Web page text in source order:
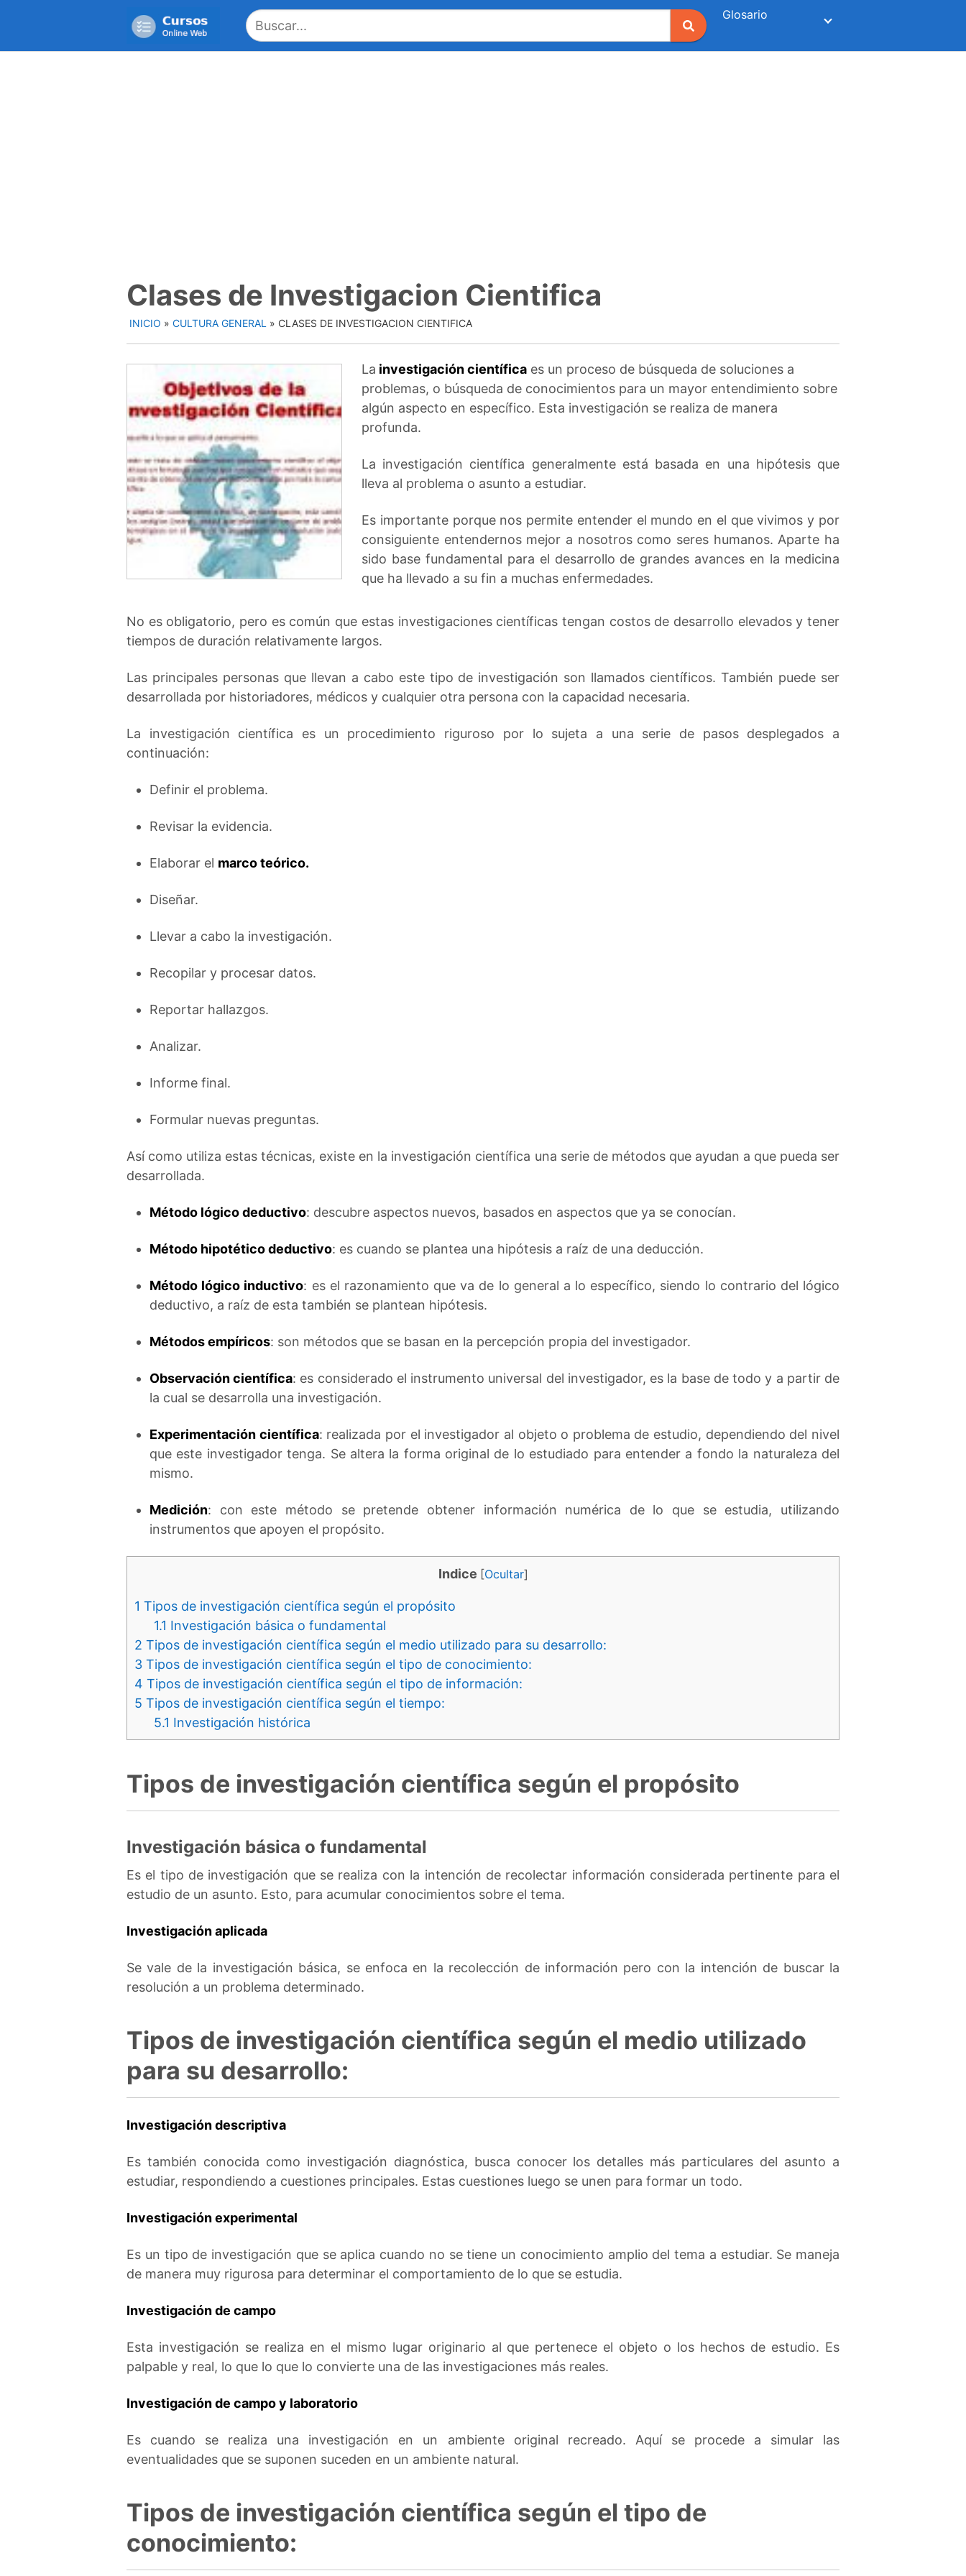
Glosario
Clases de Investigacion Cientifica
INICIO » CULTURA GENERAL » CLASES DE INVESTIGACION CIENTIFICA
La investigación científica es un proceso de búsqueda de soluciones a
problemas, o búsqueda de conocimientos para un mayor entendimiento sobre
algún aspecto en específico. Esta investigación se realiza de manera
profunda.
La investigación científica generalmente está basada en una hipótesis que
lleva al problema o asunto a estudiar.
Es importante porque nos permite entender el mundo en el que vivimos y por
consiguiente entendernos mejor a nosotros como seres humanos. Aparte ha
sido base fundamental para el desarrollo de grandes avances en la medicina
que ha llevado a su fin a muchas enfermedades.
No es obligatorio, pero es común que estas investigaciones científicas tengan costos de desarrollo elevados y tener
tiempos de duración relativamente largos.
Las principales personas que llevan a cabo este tipo de investigación son llamados científicos. También puede ser
desarrollada por historiadores, médicos y cualquier otra persona con la capacidad necesaria.
La investigación científica es un procedimiento riguroso por lo sujeta a una serie de pasos desplegados a
continuación:
Definir el problema.
Revisar la evidencia.
Elaborar el marco teórico.
Diseñar.
Llevar a cabo la investigación.
Recopilar y procesar datos.
Reportar hallazgos.
Analizar.
Informe final.
Formular nuevas preguntas.
Así como utiliza estas técnicas, existe en la investigación científica una serie de métodos que ayudan a que pueda ser
desarrollada.
Método lógico deductivo: descubre aspectos nuevos, basados en aspectos que ya se conocían.
Método hipotético deductivo: es cuando se plantea una hipótesis a raíz de una deducción.
Método lógico inductivo: es el razonamiento que va de lo general a lo específico, siendo lo contrario del lógico
deductivo, a raíz de esta también se plantean hipótesis.
Métodos empíricos: son métodos que se basan en la percepción propia del investigador.
Observación científica: es considerado el instrumento universal del investigador, es la base de todo y a partir de
la cual se desarrolla una investigación.
Experimentación científica: realizada por el investigador al objeto o problema de estudio, dependiendo del nivel
que este investigador tenga. Se altera la forma original de lo estudiado para entender a fondo la naturaleza del
mismo.
Medición: con este método se pretende obtener información numérica de lo que se estudia, utilizando
instrumentos que apoyen el propósito.
Indice [Ocultar]
1 Tipos de investigación científica según el propósito
1.1 Investigación básica o fundamental
2 Tipos de investigación científica según el medio utilizado para su desarrollo:
3 Tipos de investigación científica según el tipo de conocimiento:
4 Tipos de investigación científica según el tipo de información:
5 Tipos de investigación científica según el tiempo:
5.1 Investigación histórica
Tipos de investigación científica según el propósito
Investigación básica o fundamental
Es el tipo de investigación que se realiza con la intención de recolectar información considerada pertinente para el
estudio de un asunto. Esto, para acumular conocimientos sobre el tema.
Investigación aplicada
Se vale de la investigación básica, se enfoca en la recolección de información pero con la intención de buscar la
resolución a un problema determinado.
Tipos de investigación científica según el medio utilizado
para su desarrollo:
Investigación descriptiva
Es también conocida como investigación diagnóstica, busca conocer los detalles más particulares del asunto a
estudiar, respondiendo a cuestiones principales. Estas cuestiones luego se unen para formar un todo.
Investigación experimental
Es un tipo de investigación que se aplica cuando no se tiene un conocimiento amplio del tema a estudiar. Se maneja
de manera muy rigurosa para determinar el comportamiento de lo que se estudia.
Investigación de campo
Esta investigación se realiza en el mismo lugar originario al que pertenece el objeto o los hechos de estudio. Es
palpable y real, lo que lo que lo convierte una de las investigaciones más reales.
Investigación de campo y laboratorio
Es cuando se realiza una investigación en un ambiente original recreado. Aquí se procede a simular las
eventualidades que se suponen suceden en un ambiente natural.
Tipos de investigación científica según el tipo de
conocimiento: